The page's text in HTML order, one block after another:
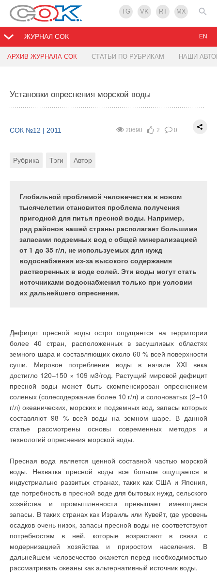
TG VK RT MX
ЖУРНАЛ СОК
АРХИВ ЖУРНАЛА СОК СТАТЬИ ПО РУБРИКАМ НАШИ
EN
Установки опреснения морской воды
20690 2 0
СОК №12 | 2011
Рубрика Тэги Автор
Глобальной проблемой человечества в новом
тысячелетии становится проблема получения
пригодной для питья пресной воды. Например,
ряд районов нашей страны располагает большими
запасами подземных вод с общей минерализацией
от 1 до 35 г/л, не используемых для нужд
водоснабжения из-за высокого содержания
растворенных в воде солей. Эти воды могут стать
источниками водоснабжения только при условии
их дальнейшего опреснения.
Дефицит пресной воды остро ощущается на территории
более 40 стран, расположенных в засушливых областях
земного шара и составляющих около 60 % всей поверхности
суши. Мировое потребление воды в начале XXI века
достигло 120–150 × 109 м3/год. Растущий мировой дефицит
пресной воды может быть скомпенсирован опреснением
соленых (солесодержание более 10 г/л) и солоноватых (2–10
г/л) океанических, морских и подземных вод, запасы которых
составляют 98 % всей воды на земном шаре. В данной
статье рассмотрены основы современных методов и
технологий опреснения морской воды.
Пресная вода является ценной составной частью морской
воды. Нехватка пресной воды все больше ощущается в
индустриально развитых странах, таких как США и Япония,
где потребность в пресной воде для бытовых нужд, сельского
хозяйства и промышленности превышает имеющиеся
запасы. В таких странах как Израиль или Кувейт, где уровень
осадков очень низок, запасы пресной воды не соответствуют
потребностям в ней, которые возрастают в связи с
модернизацией хозяйства и приростом населения. В
дальнейшем человечество окажется перед необходимостью
рассматривать океаны как альтернативный источник воды.
15479
СОК №12 | 2011
Рубрика Тэги
Утилизация теплоты выбросного воздуха и ВЭР
экономии топливноэнергетических ресурсов.
В соответствии с действующими положениями строительных
норм и правил и других нормативных документов в проектах
строительства и реконструкции жилых, общественных и
промышленных зданий должны предусматриваться
мероприятия по активному снижению энергопотребления
этими объектами. Ниже приводятся технологические схемы
утилизации теплоты в системах теплоснабжения, вентиляции
раздельных систем утилизации с промежуточным
теплоносителем и теплоснабжения.
На рис. 1 приведена принципиальная схема системы
утилизации с промежуточным теплоносителем (СУПТ) с
подогревом промежуточного теплоносителя для одной
приточной и одной вытяжной установки с регулированием
теплопроизводительности приточных утилизаторов и с
защитой от обледенения утилизаторов вытяжной установки.
Разные схемы СУПТ с подогревом промежуточного
теплоносителя для различного соотношения приточных и
соответствующих элементов.
Промежуточный теплоноситель (вода или незамерзающая
жидкость) с помощью насосов 1 (один резервный)
циркулирует по контуру через утилизаторы 2 и 3,
установленные в приточном и вытяжном потоке. Догрев
промежуточного теплоносителя осуществляется в
теплообменнике 4, запитанным от теплосети.
Регулирование температуры приточного воздуха
15473 0 0
СОК №12 | 2011
небольших зданий, в ней сформулированы и
раскрыты основные принципы
энергоэффективного отопления в указанном
сегменте, произведен обзор используемых для
этого способов и видов оборудования. Цель
статьи — познакомить индивидуального
застройщика с возможностями современных
погодозависимых отопительных систем и
новейшего оборудования, применяемого для их
реализации. В статье использован собственный
В настоящее время в
связи с существенным
удорожанием
основных
электроэнергии,
природного и
сжиженного газа,
дизельного топлива —
частные застройщики
небольших
загородных домов
сталкиваются с
задачей выбора
являющихся наиболее
эффективных с точки
зрения безопасности,
затрат на компоненты,
монтаж и ввод в
эксплуатацию, затрат
на энергоносители,
эргономики,
доступности на рынке,
управляемости,
возможности
автономной работы и
т.п. Особенно это
касается дачных
строений
(сезонного) и